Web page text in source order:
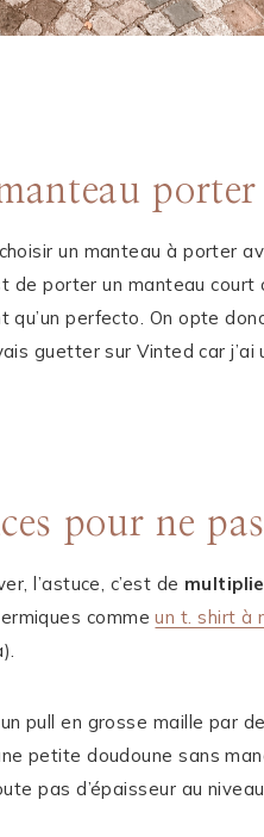
un manteau à porter
de porter un manteau
qu’un perfecto. On opte
guetter sur Vinted car j’ai
pour ne
l’astuce, c’est de
commeun t. shirt à
pull en grosse maille par
petite doudoune sans
pas d’épaisseur au